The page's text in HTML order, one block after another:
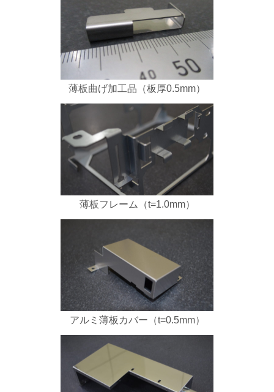
薄板曲げ加工品（板厚0.5mm）
薄板フレーム（t=1.0mm）
アルミ薄板カバー（t=0.5mm）